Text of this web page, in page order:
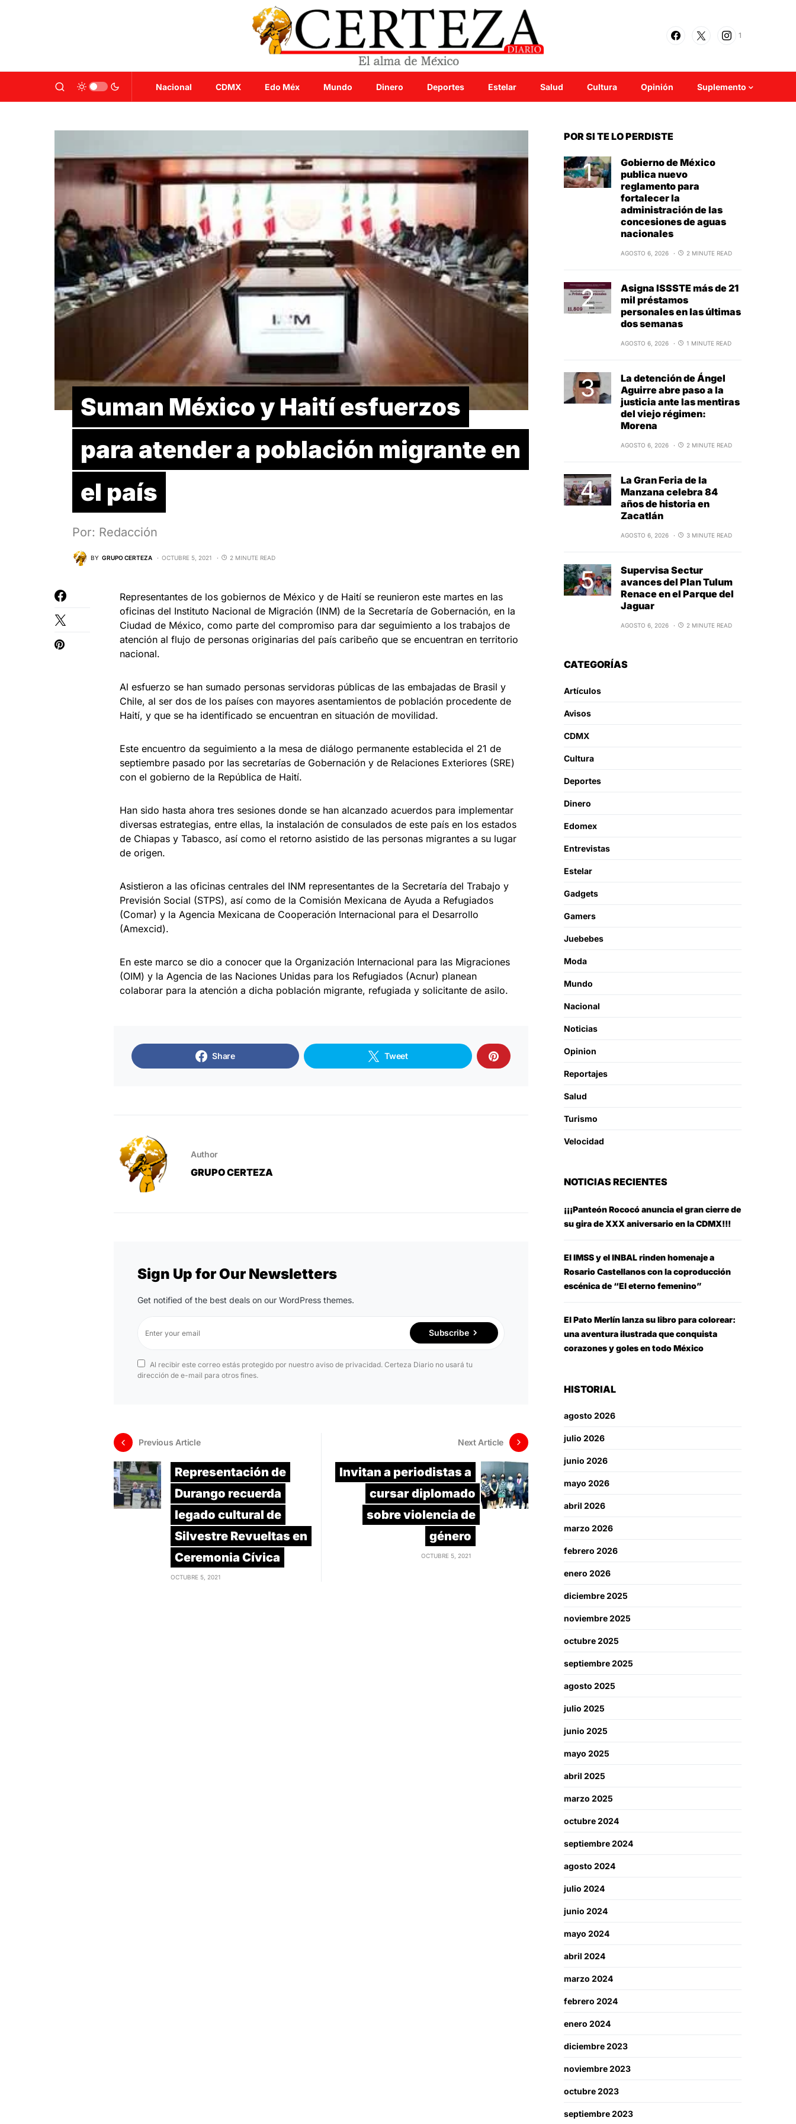
1
Nacional CDMX Edo Méx Mundo Dinero Deportes Estelar Salud Cultura Opinión Suplemento
Suman México y Haití esfuerzos
para atender a población migrante en
el país
Por: Redacción
BY GRUPO CERTEZA OCTUBRE 5, 2021 2 MINUTE READ
Representantes de los gobiernos de México y de Haití se reunieron este martes en las
oficinas del Instituto Nacional de Migración (INM) de la Secretaría de Gobernación, en la
Ciudad de México, como parte del compromiso para dar seguimiento a los trabajos de
atención al flujo de personas originarias del país caribeño que se encuentran en territorio
nacional.
Al esfuerzo se han sumado personas servidoras públicas de las embajadas de Brasil y
Chile, al ser dos de los países con mayores asentamientos de población procedente de
Haití, y que se ha identificado se encuentran en situación de movilidad.
Este encuentro da seguimiento a la mesa de diálogo permanente establecida el 21 de
septiembre pasado por las secretarías de Gobernación y de Relaciones Exteriores (SRE)
con el gobierno de la República de Haití.
Han sido hasta ahora tres sesiones donde se han alcanzado acuerdos para implementar
diversas estrategias, entre ellas, la instalación de consulados de este país en los estados
de Chiapas y Tabasco, así como el retorno asistido de las personas migrantes a su lugar
de origen.
Asistieron a las oficinas centrales del INM representantes de la Secretaría del Trabajo y
Previsión Social (STPS), así como de la Comisión Mexicana de Ayuda a Refugiados
(Comar) y la Agencia Mexicana de Cooperación Internacional para el Desarrollo
(Amexcid).
En este marco se dio a conocer que la Organización Internacional para las Migraciones
(OIM) y la Agencia de las Naciones Unidas para los Refugiados (Acnur) planean
colaborar para la atención a dicha población migrante, refugiada y solicitante de asilo.
Share Tweet
Author
GRUPO CERTEZA
Sign Up for Our Newsletters
Get notified of the best deals on our WordPress themes.
Subscribe
Al recibir este correo estás protegido por nuestro aviso de privacidad. Certeza Diario no usará tu
dirección de e-mail para otros fines.
Previous Article
Representación de
Durango recuerda
legado cultural de
Silvestre Revueltas en
Ceremonia Cívica
OCTUBRE 5, 2021
Next Article
Invitan a periodistas a
cursar diplomado
sobre violencia de
género
OCTUBRE 5, 2021
POR SI TE LO PERDISTE
Gobierno de México
publica nuevo
reglamento para
fortalecer la
administración de las
concesiones de aguas
nacionales
AGOSTO 6, 2026 2 MINUTE READ
Asigna ISSSTE más de 21
mil préstamos
personales en las últimas
dos semanas
AGOSTO 6, 2026 1 MINUTE READ
La detención de Ángel
Aguirre abre paso a la
justicia ante las mentiras
del viejo régimen:
Morena
AGOSTO 6, 2026 2 MINUTE READ
La Gran Feria de la
Manzana celebra 84
años de historia en
Zacatlán
AGOSTO 6, 2026 3 MINUTE READ
Supervisa Sectur
avances del Plan Tulum
Renace en el Parque del
Jaguar
AGOSTO 6, 2026 2 MINUTE READ
CATEGORÍAS
Artículos
Avisos
CDMX
Cultura
Deportes
Dinero
Edomex
Entrevistas
Estelar
Gadgets
Gamers
Juebebes
Moda
Mundo
Nacional
Noticias
Opinion
Reportajes
Salud
Turismo
Velocidad
NOTICIAS RECIENTES
¡¡¡Panteón Rococó anuncia el gran cierre de
su gira de XXX aniversario en la CDMX!!!
El IMSS y el INBAL rinden homenaje a
Rosario Castellanos con la coproducción
escénica de “El eterno femenino”
El Pato Merlín lanza su libro para colorear:
una aventura ilustrada que conquista
corazones y goles en todo México
HISTORIAL
agosto 2026
julio 2026
junio 2026
mayo 2026
abril 2026
marzo 2026
febrero 2026
enero 2026
diciembre 2025
noviembre 2025
octubre 2025
septiembre 2025
agosto 2025
julio 2025
junio 2025
mayo 2025
abril 2025
marzo 2025
octubre 2024
septiembre 2024
agosto 2024
julio 2024
junio 2024
mayo 2024
abril 2024
marzo 2024
febrero 2024
enero 2024
diciembre 2023
noviembre 2023
octubre 2023
septiembre 2023